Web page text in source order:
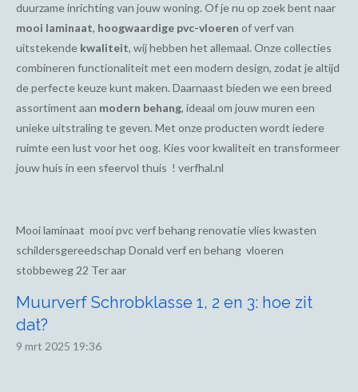
duurzame inrichting van jouw woning. Of je nu op zoek bent naar
mooi laminaat, hoogwaardige pvc-vloeren of verf van
uitstekende kwaliteit, wij hebben het allemaal. Onze collecties
combineren functionaliteit met een modern design, zodat je altijd
de perfecte keuze kunt maken. Daarnaast bieden we een breed
assortiment aan modern behang, ideaal om jouw muren een
unieke uitstraling te geven. Met onze producten wordt iedere
ruimte een lust voor het oog. Kies voor kwaliteit en transformeer
jouw huis in een sfeervol thuis ! verfhal.nl
Mooi laminaat mooi pvc verf behang renovatie vlies kwasten
schildersgereedschap Donald verf en behang vloeren
stobbeweg 22 Ter aar
Muurverf Schrobklasse 1, 2 en 3: hoe zit
dat?
9 mrt 2025 19:36